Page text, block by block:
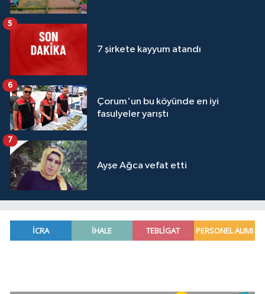
7 şirkete kayyum atandı
5
Çorum'un bu köyünde en iyi
fasulyeler yarıştı
6
Ayşe Ağca vefat etti
7